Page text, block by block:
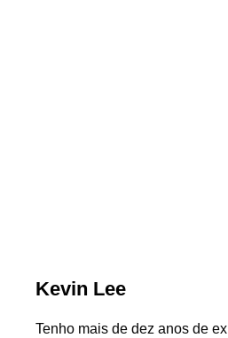
Kevin Lee
Tenho mais de dez anos de